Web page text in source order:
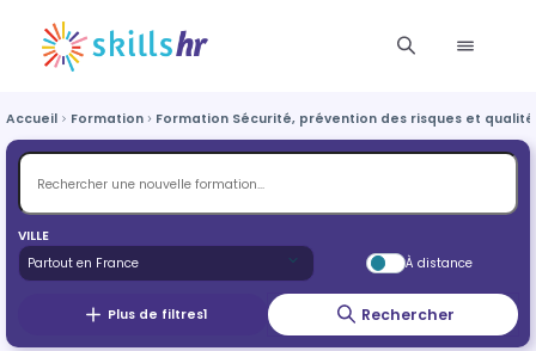
Accueil Formation Formation Sécurité, prévention des risques et qualité
VILLE
À distance
Plus de filtres1 Rechercher